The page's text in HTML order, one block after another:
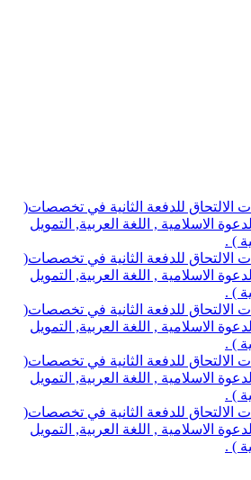
الالتحاق للدفعة الثانية في تخصصات(
الاسلامية , اللغة العربية, التمويل
) .
الالتحاق للدفعة الثانية في تخصصات(
الاسلامية , اللغة العربية, التمويل
) .
الالتحاق للدفعة الثانية في تخصصات(
الاسلامية , اللغة العربية, التمويل
) .
الالتحاق للدفعة الثانية في تخصصات(
الاسلامية , اللغة العربية, التمويل
) .
الالتحاق للدفعة الثانية في تخصصات(
الاسلامية , اللغة العربية, التمويل
) .